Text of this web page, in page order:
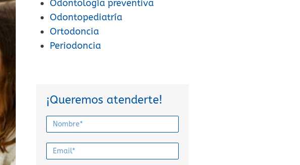
Odontología preventiva
Odontopediatría
Ortodoncia
Periodoncia
¡Queremos atenderte!